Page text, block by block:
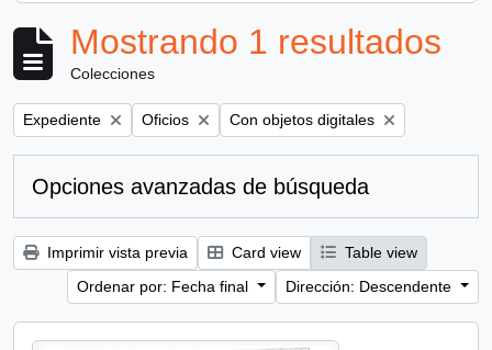
Mostrando 1 resultados
Colecciones
Remove filter:
Expediente Remove filter:
Oficios Remove filter:
Con objetos digitales
Opciones avanzadas de búsqueda
Imprimir vista previa Card view
Table view
Ordenar por: Fecha final
Dirección: Descendente